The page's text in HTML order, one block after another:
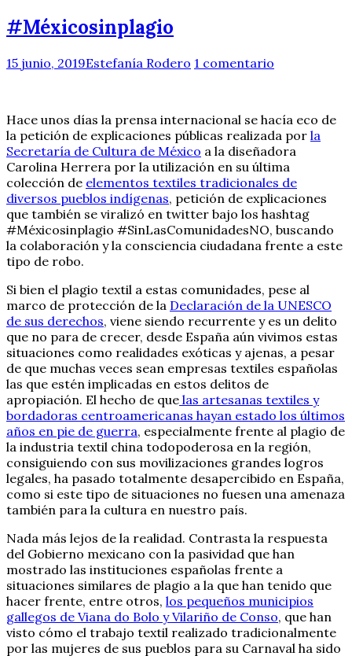
#Méxicosinplagio
15 junio, 2019Estefanía Rodero 1 comentario
Hace unos días la prensa internacional se hacía eco de
la petición de explicaciones públicas realizada por la
Secretaría de Cultura de México a la diseñadora
Carolina Herrera por la utilización en su última
colección de elementos textiles tradicionales de
diversos pueblos indígenas, petición de explicaciones
que también se viralizó en twitter bajo los hashtag
#Méxicosinplagio #SinLasComunidadesNO, buscando
la colaboración y la consciencia ciudadana frente a este
tipo de robo.
Si bien el plagio textil a estas comunidades, pese al
marco de protección de la Declaración de la UNESCO
de sus derechos, viene siendo recurrente y es un delito
que no para de crecer, desde España aún vivimos estas
situaciones como realidades exóticas y ajenas, a pesar
de que muchas veces sean empresas textiles españolas
las que estén implicadas en estos delitos de
apropiación. El hecho de que las artesanas textiles y
bordadoras centroamericanas hayan estado los últimos
años en pie de guerra, especialmente frente al plagio de
la industria textil china todopoderosa en la región,
consiguiendo con sus movilizaciones grandes logros
legales, ha pasado totalmente desapercibido en España,
como si este tipo de situaciones no fuesen una amenaza
también para la cultura en nuestro país.
Nada más lejos de la realidad. Contrasta la respuesta
del Gobierno mexicano con la pasividad que han
mostrado las instituciones españolas frente a
situaciones similares de plagio a la que han tenido que
hacer frente, entre otros, los pequeños municipios
gallegos de Viana do Bolo y Vilariño de Conso, que han
visto cómo el trabajo textil realizado tradicionalmente
por las mujeres de sus pueblos para su Carnaval ha sido